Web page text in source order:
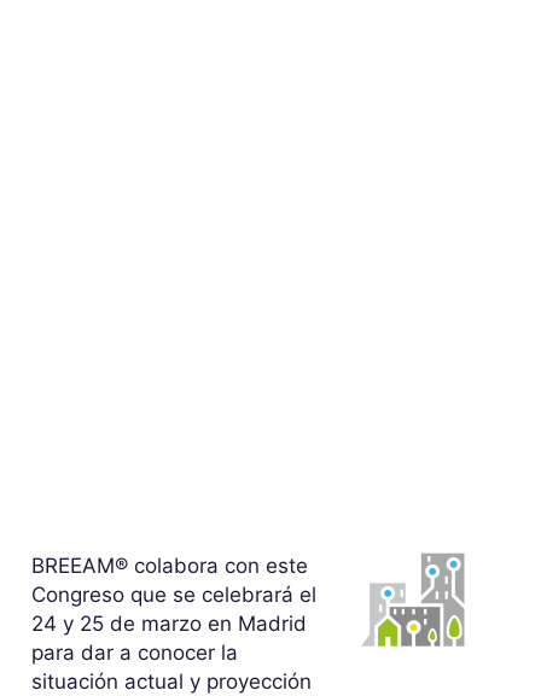
BREEAM® colabora con este
Congreso que se celebrará el
24 y 25 de marzo en Madrid
para dar a conocer la
situación actual y proyección